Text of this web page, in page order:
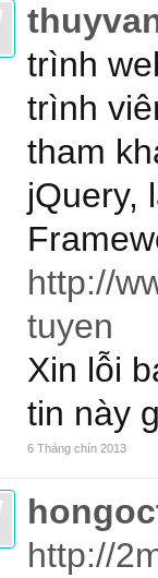
trình
trình
tham
jQuery,
http://
tuyen
Xin lỗi
tin này
6 Tháng chín 2013
http://